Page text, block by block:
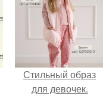
Стильный образ
для девочек.